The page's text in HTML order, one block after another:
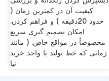
کیفیت آن در کمترین زمان (
حدود 20دقیقه ) و فراهم کردن.
امکان تصمیم گیری سریع
مخصوصاً در مواقع خاص. ( مانند
زمانی که خط تولید یا واحد خرید
نیا